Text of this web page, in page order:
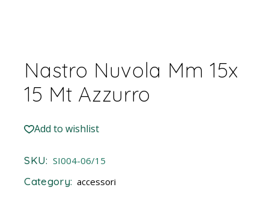
Nastro Nuvola Mm 15x
15 Mt Azzurro
Add to wishlist
SKU: SI004-06/15
Category: accessori